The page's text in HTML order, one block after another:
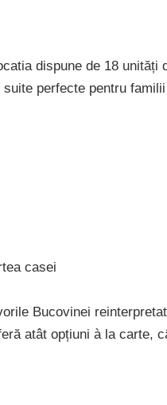
dispune de 18
perfecte pentru
casei
Bucovinei
atât opțiuni à la carte,